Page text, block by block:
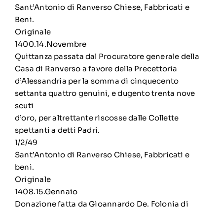
Sant’Antonio di Ranverso Chiese, Fabbricati e
Beni.
Originale
1400.14.Novembre
Quittanza passata dal Procuratore generale della
Casa di Ranverso a favore della Precettoria
d’Alessandria per la somma di cinquecento
settanta quattro genuini, e dugento trenta nove
scuti
d’oro, per altrettante riscosse dalle Collette
spettanti a detti Padri.
1/2/49
Sant’Antonio di Ranverso Chiese, Fabbricati e
beni.
Originale
1408.15.Gennaio
Donazione fatta da Gioannardo De. Folonia di